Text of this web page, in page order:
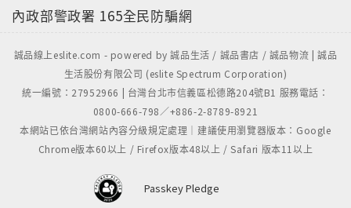
內政部警政署 165全民防騙網
誠品線上eslite.com - powered by 誠品生活 / 誠品書店 / 誠品物流 | 誠品
生活股份有限公司 (eslite Spectrum Corporation)
統一編號：27952966 | 台灣台北市信義區松德路204號B1 服務電話：
0800-666-798／+886-2-8789-8921
本網站已依台灣網站內容分級規定處理｜建議使用瀏覽器版本：Google
Chrome版本60以上 / Firefox版本48以上 / Safari 版本11以上
Passkey Pledge